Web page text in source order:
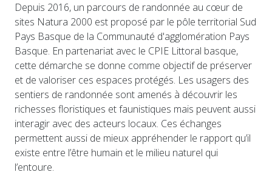
Depuis 2016, un parcours de randonnée au cœur de
sites Natura 2000 est proposé par le pôle territorial Sud
Pays Basque de la Communauté d'agglomération Pays
Basque. En partenariat avec le CPIE Littoral basque,
cette démarche se donne comme objectif de préserver
et de valoriser ces espaces protégés. Les usagers des
sentiers de randonnée sont amenés à découvrir les
richesses floristiques et faunistiques mais peuvent aussi
interagir avec des acteurs locaux. Ces échanges
permettent aussi de mieux appréhender le rapport qu’il
existe entre l’être humain et le milieu naturel qui
l’entoure.